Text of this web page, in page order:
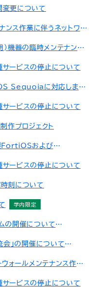
変更について
ス作業に伴うネットワー
器の臨時メンテナンス
ービスの停止について
Sequoiaに対応しまし
ービスの停止について
作プロジェクト
FortiOSおよび
ービスの停止について
刻について
の開催について
会」の開催について
ォールメンテナンス作業
ービスの停止について